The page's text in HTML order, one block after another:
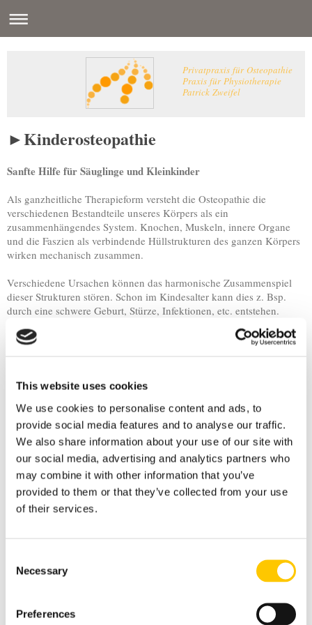
This website uses cookies
We use cookies to personalise content and ads, to
provide social media features and to analyse our traffic.
We also share information about your use of our site with
our social media, advertising and analytics partners who
may combine it with other information that you’ve
provided to them or that they’ve collected from your use
of their services.
Selection
Necessary
Preferences
Privatpraxis für Osteopathie
Praxis für Physiotherapie
Patrick Zweifel
►Kinderosteopathie
Sanfte Hilfe für Säuglinge und Kleinkinder
Als ganzheitliche Therapieform versteht die Osteopathie die
verschiedenen Bestandteile unseres Körpers als ein
zusammenhängendes System. Knochen, Muskeln, innere Organe
und die Faszien als verbindende Hüllstrukturen des ganzen Körpers
wirken mechanisch zusammen.
Verschiedene Ursachen können das harmonische Zusammenspiel
dieser Strukturen stören. Schon im Kindesalter kann dies z. Bsp.
durch eine schwere Geburt, Stürze, Infektionen, etc. entstehen.
Zu Funktionsstörungen kann es bereits schon im Mutterleib durch
Zuhilfenahme von Geburtszange/ Saugglocke kommen als Ursache
für Störungen in Betracht.
Die Schädelknochen des Babys sind sehr beweglich und werden
leicht verschoben, es können Blutergüsse und Blockaden der oberen
Halswirbel entstehen.
Vor der Behandlung erfolgt eine genaue Befragung und manuelle
Untersuchung, um Mobilitätsverluste der Gelenke, des Schädels, der
Inneren Organe und des Bindegewebes festzustellen. Erhöhte
Spannungen bzw. Beweglichkeitseinschränkungen werden oft an
den Schädelknochen, den oberen Halswirbeln und im Bauchbereich
Eine Schiefhaltung des Babykopfes kommt durch eine ungleiche
der Ursache testet der Therapeut u.a. die Durchtrittsstellen der
Hirnnerven und die Beweglichkeit der Halswirbel und